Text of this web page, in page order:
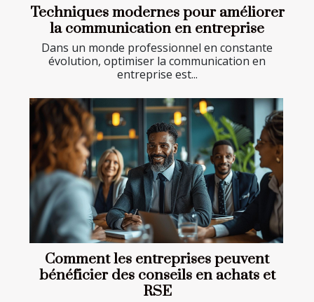
Techniques modernes pour améliorer
la communication en entreprise
Dans un monde professionnel en constante
évolution, optimiser la communication en
entreprise est...
Comment les entreprises peuvent
bénéficier des conseils en achats et
RSE